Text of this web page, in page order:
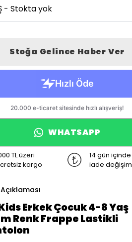
Stoğa Gelince Haber Ver
WHATSAPP
TL üzeri
kargo
14 gün içinde
iade değişim
Erkek Çocuk 4-8 Yaş
Renk Frappe Lastikli